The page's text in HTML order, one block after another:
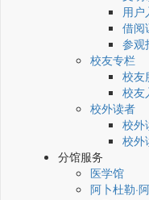
用户
借阅
参观
校友专栏
校友
校友
校外读者
校外
校外
分馆服务
医学馆
阿卜杜勒·